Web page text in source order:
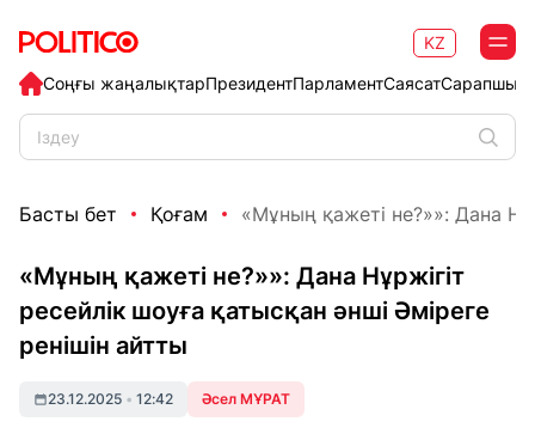
Соңғы жаңалықтарПрезидентПарламентСаясат
KZ
Басты бет Қоғам «Мұның қажеті не?»»: Дана
«Мұның қажеті не?»»: Дана Нұржігіт
ресейлік шоуға қатысқан әнші Әміреге
ренішін айтты
23.12.2025 • 12:42 Әсел МҰРАТ